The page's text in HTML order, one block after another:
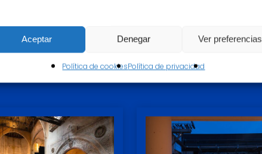
Aceptar Denegar Ver preferencias
Política de cookiesPolítica de privacidad